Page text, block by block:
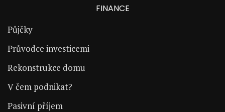
FINANCE
Půjčky
Průvodce investicemi
Rekonstrukce domu
V čem podnikat?
Pasivní příjem